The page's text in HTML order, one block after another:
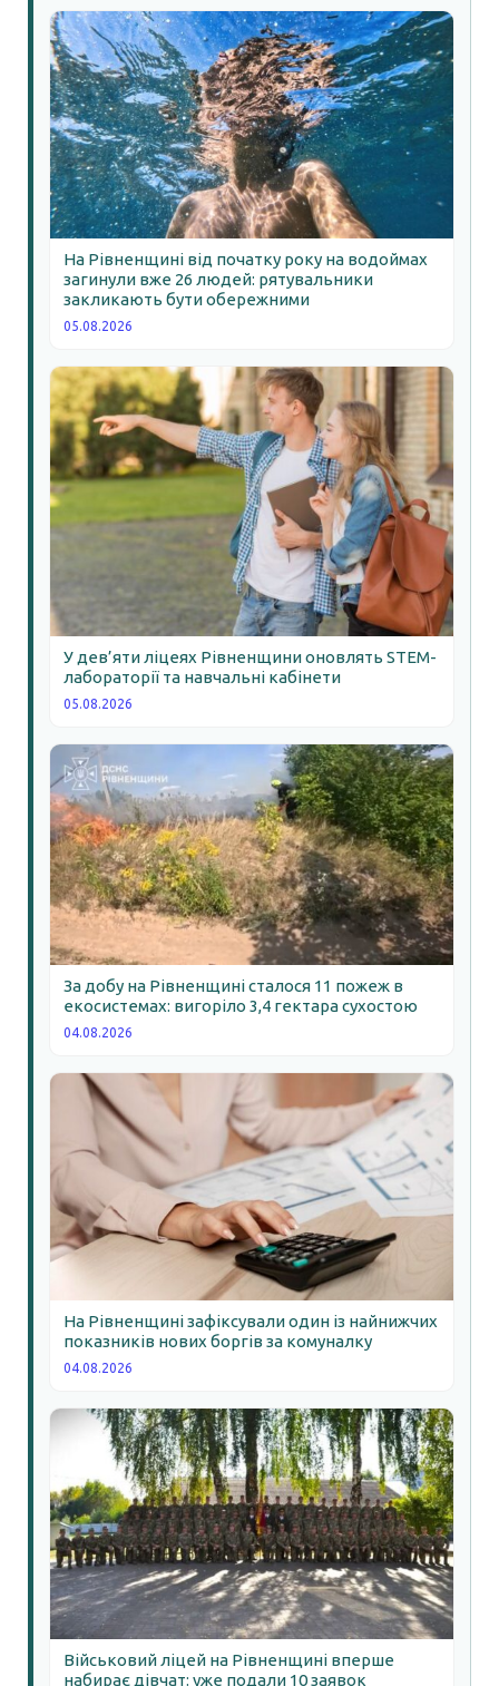
На Рівненщині від початку року на водоймах
загинули вже 26 людей: рятувальники
закликають бути обережними
05.08.2026
У дев’яти ліцеях Рівненщини оновлять STEM-
лабораторії та навчальні кабінети
05.08.2026
За добу на Рівненщині сталося 11 пожеж в
екосистемах: вигоріло 3,4 гектара сухостою
04.08.2026
На Рівненщині зафіксували один із найнижчих
показників нових боргів за комуналку
04.08.2026
Військовий ліцей на Рівненщині вперше
набирає дівчат: уже подали 10 заявок